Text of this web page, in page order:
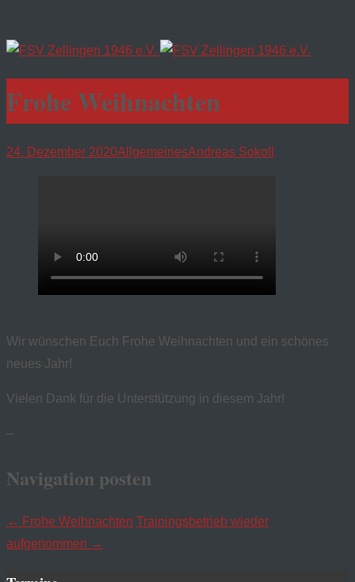
Frohe Weihnachten
24. Dezember 2020AllgemeinesAndreas Sokoll
Wir wünschen Euch Frohe Weihnachten und ein schönes
neues Jahr!
Vielen Dank für die Unterstützung in diesem Jahr!
–
Navigation posten
← Frohe Weihnachten Trainingsbetrieb wieder
aufgenommen →